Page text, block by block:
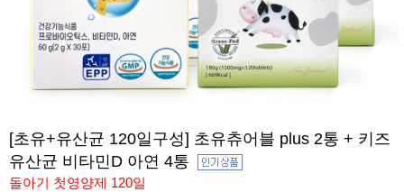
[초유+유산균 120일구성] 초유츄어블 plus 2통 + 키즈
유산균 비타민D 아연 4통
돌아기 첫영양제 120일